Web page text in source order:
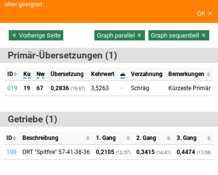
eher geeignet.
OK
Vorherige Seite Graph parallel Graph sequentiell
Primär-Übersetzungen (1)
ID Ku Nw Übersetzung Kehrwert 𝓂 Verzahnung Bemerkungen
019 19 67 0,2836 (19/67) 3,5263 — Schräg Kürzeste Primär
Getriebe (1)
ID Beschreibung 1. Gang 2. Gang 3. Gang
100 DRT "Spitfire" 57-41-38-36 0,2105 (12/57) 0,3415 (14/41) 0,4474 (17/38)